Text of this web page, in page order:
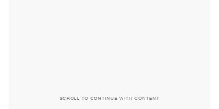
SCROLL TO CONTINUE WITH CONTENT